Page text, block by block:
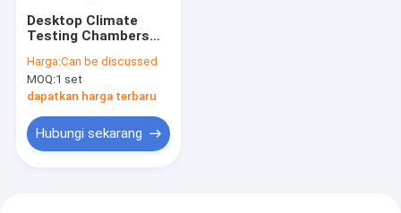
Desktop Climate
Testing Chambers
Temperatur Kamar
Kelembaban
Harga:Can be discussed
MOQ:1 set
dapatkan harga terbaru
Hubungi sekarang